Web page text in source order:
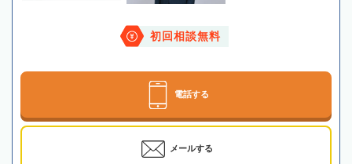
初回相談無料
電話する
メールする